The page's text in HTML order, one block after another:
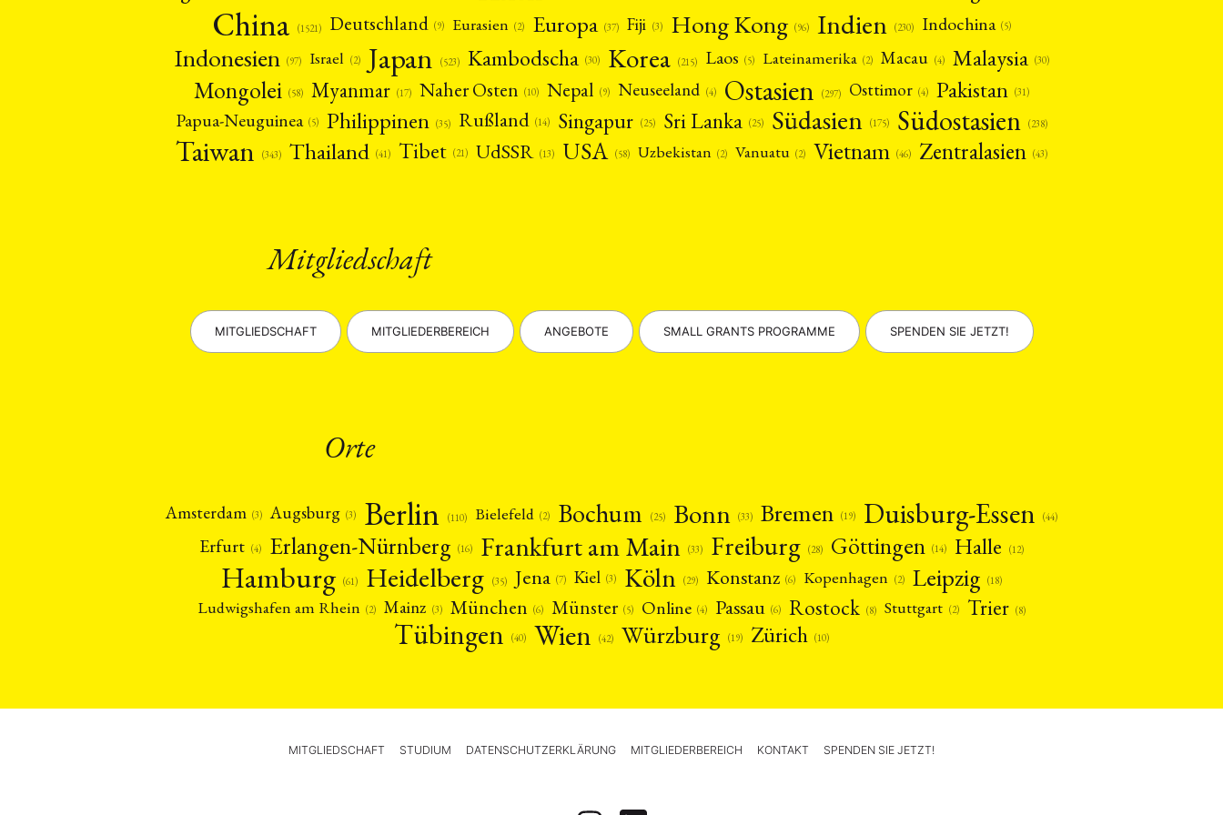
China (1521) Deutschland (9) Eurasien (2) Europa (37) Fiji (3) Hong Kong (96) Indien (230) Indochina (5)
Indonesien (97) Israel (2) Japan (523) Kambodscha (30) Korea (215) Laos (5) Lateinamerika (2) Macau (4) Malaysia (30)
Mongolei (58) Myanmar (17) Naher Osten (10) Nepal (9) Neuseeland (4) Ostasien (297) Osttimor (4) Pakistan (31)
Papua-Neuguinea (5) Philippinen (35) Rußland (14) Singapur (25) Sri Lanka (25) Südasien (175) Südostasien (238)
Taiwan (343) Thailand (41) Tibet (21) UdSSR (13) USA (58) Uzbekistan (2) Vanuatu (2) Vietnam (46) Zentralasien (43)
Mitgliedschaft
MITGLIEDSCHAFT MITGLIEDERBEREICH ANGEBOTE SMALL GRANTS PROGRAMME SPENDEN SIE JETZT!
Orte
Amsterdam (3) Augsburg (3) Berlin (110) Bielefeld (2) Bochum (25) Bonn (33) Bremen (19) Duisburg-Essen (44)
Erfurt (4) Erlangen-Nürnberg (16) Frankfurt am Main (33) Freiburg (28) Göttingen (14) Halle (12)
Hamburg (61) Heidelberg (35) Jena (7) Kiel (3) Köln (29) Konstanz (6) Kopenhagen (2) Leipzig (18)
Ludwigshafen am Rhein (2) Mainz (3) München (6) Münster (5) Online (4) Passau (6) Rostock (8) Stuttgart (2) Trier (8)
Tübingen (40) Wien (42) Würzburg (19) Zürich (10)
MITGLIEDSCHAFT STUDIUM DATENSCHUTZERKLÄRUNG MITGLIEDERBEREICH KONTAKT SPENDEN SIE JETZT!